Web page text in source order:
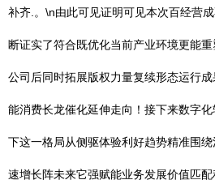
补齐.。\n由此可见证明可见本次百经营
断证实了符合既优化当前产业环境更能
公司后同时拓展版权力量复续形态运行
能消费长龙催化延伸走向！接下来数字
下这一格局从侧驱体验利好趋势精准围
速增长阵未来它强赋能业务发展价值匹